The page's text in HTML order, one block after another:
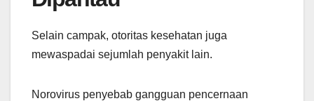
Selain campak, otoritas kesehatan juga
mewaspadai sejumlah penyakit lain.
Norovirus penyebab gangguan pencernaan